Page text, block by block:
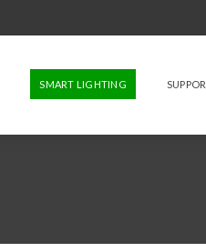
SMART LIGHTING